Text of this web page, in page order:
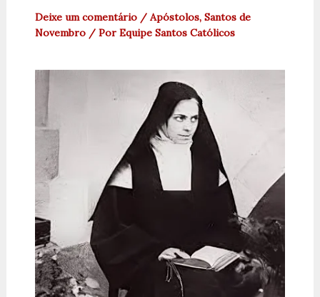
Deixe um comentário / Apóstolos, Santos de
Novembro/ Por Equipe Santos Católicos